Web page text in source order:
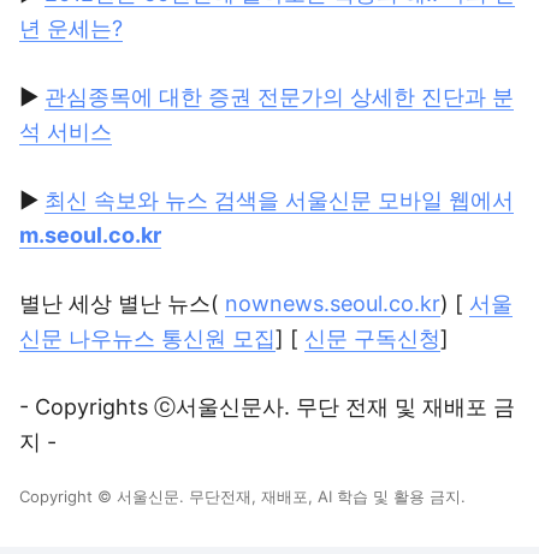
년 운세는?
▶ 관심종목에 대한 증권 전문가의 상세한 진단과 분
석 서비스
▶ 최신 속보와 뉴스 검색을 서울신문 모바일 웹에서
m.seoul.co.kr
별난 세상 별난 뉴스( nownews.seoul.co.kr) [ 서울
신문 나우뉴스 통신원 모집] [ 신문 구독신청]
- Copyrights ⓒ서울신문사. 무단 전재 및 재배포 금
지 -
Copyright © 서울신문. 무단전재, 재배포, AI 학습 및 활용 금지.